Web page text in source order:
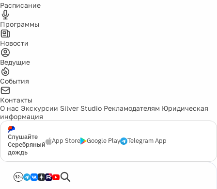
Расписание
Программы
Новости
Ведущие
События
Контакты
О нас Экскурсии Silver Studio Рекламодателям Юридическая
информация
Слушайте
Серебряный
дождь
App Store Google Play Telegram App
12+